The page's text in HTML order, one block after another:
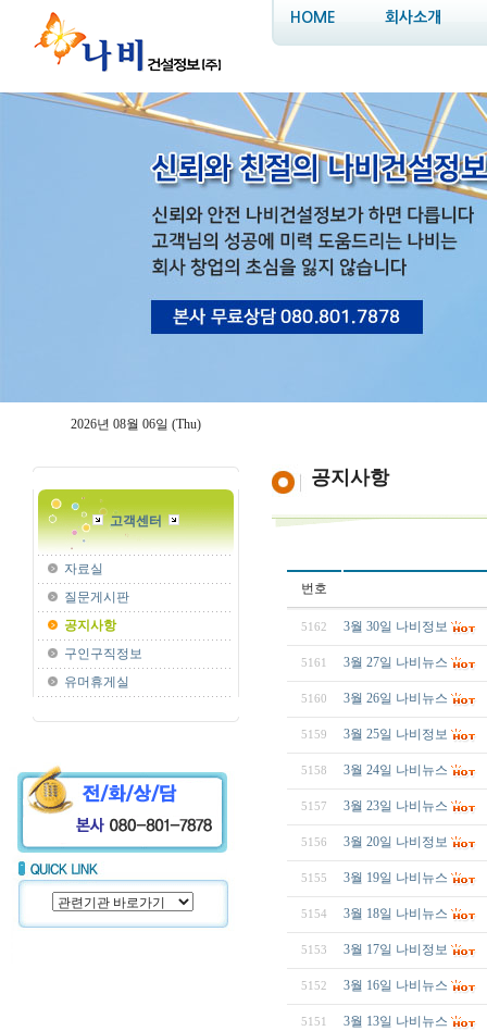
HOME 회사소개
2026년 08월 06일 (Thu)
고객센터
자료실
질문게시판
공지사항
구인구직정보
유머휴게실
공지사항
번호
5162 3월 30일 나비정보
5161 3월 27일 나비뉴스
5160 3월 26일 나비뉴스
5159 3월 25일 나비정보
5158 3월 24일 나비뉴스
5157 3월 23일 나비뉴스
5156 3월 20일 나비정보
5155 3월 19일 나비뉴스
5154 3월 18일 나비뉴스
5153 3월 17일 나비정보
5152 3월 16일 나비뉴스
5151 3월 13일 나비뉴스